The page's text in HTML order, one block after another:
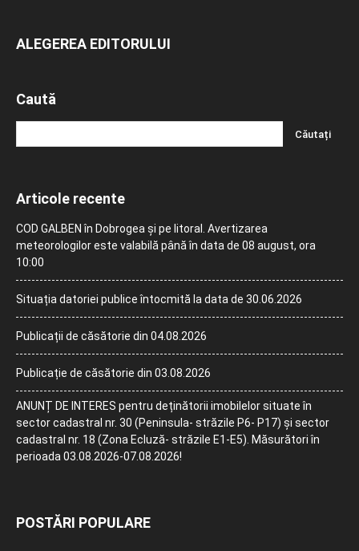
ALEGEREA EDITORULUI
Caută
Articole recente
COD GALBEN în Dobrogea și pe litoral. Avertizarea
meteorologilor este valabilă până în data de 08 august, ora
10:00
Situația datoriei publice întocmită la data de 30.06.2026
Publicații de căsătorie din 04.08.2026
Publicație de căsătorie din 03.08.2026
ANUNȚ DE INTERES pentru deținătorii imobilelor situate în
sector cadastral nr. 30 (Peninsula- străzile P6- P17) și sector
cadastral nr. 18 (Zona Ecluză- străzile E1-E5). Măsurători în
perioada 03.08.2026-07.08.2026!
POSTĂRI POPULARE